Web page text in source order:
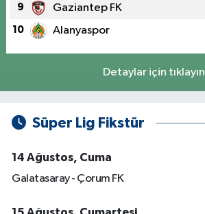
9 Gaziantep FK
10 Alanyaspor
Detaylar için tıklayın
Süper Lig Fikstür
14 Ağustos, Cuma
Galatasaray - Çorum FK